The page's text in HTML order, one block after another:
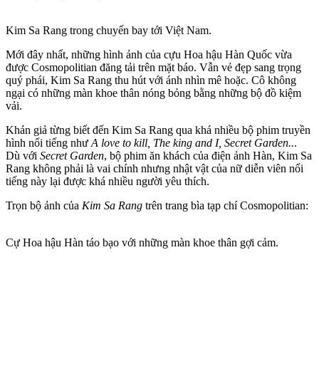
Kim Sa Rang trong chuyến bay tới Việt Nam.
Mới đây nhất, những hình ảnh của cựu Hoa hậu Hàn Quốc vừa
được Cosmopolitian đăng tải trên mặt báo. Vẫn vẻ đẹp sang trọng
quý phái, Kim Sa Rang thu hút với ánh nhìn mê hoặc. Cô không
ngại có những màn khoe thân nóng bỏng bằng những bộ đồ kiệm
vải.
Khán giả từng biết đến Kim Sa Rang qua khá nhiều bộ phim truyền
hình nổi tiếng như A love to kill, The king and I, Secret Garden...
Dù với Secret Garden, bộ phim ăn khách của điện ảnh Hàn, Kim Sa
Rang không phải là vai chính nhưng nhật vật của nữ diễn viên nổi
tiếng này lại được khá nhiều người yêu thích.
Trọn bộ ảnh của Kim Sa Rang trên trang bìa tạp chí Cosmopolitian:
Cự Hoa hậu Hàn táo bạo với những màn khoe thân gợi cảm.